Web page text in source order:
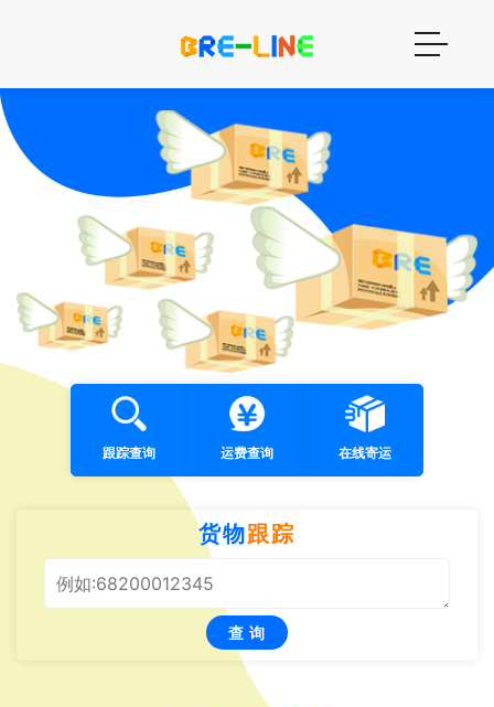
跟踪查询 运费查询 在线寄运
货物跟踪
查 询